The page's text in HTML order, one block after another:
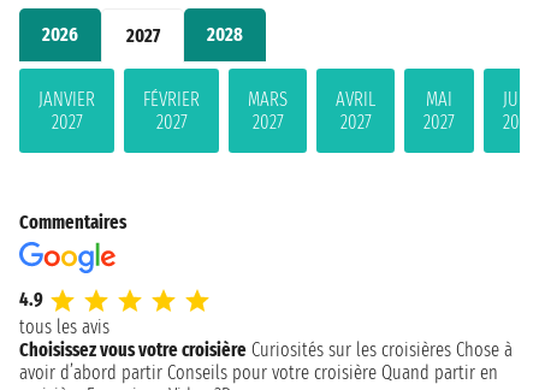
2026 2027 2028
JANVIER
2027
FÉVRIER
2027
MARS
2027
AVRIL
2027
MAI
2027
JUIN
2027
Commentaires
4.9
tous les avis
Choisissez vous votre croisière Curiosités sur les croisières Chose à
avoir d’abord partir Conseils pour votre croisière Quand partir en